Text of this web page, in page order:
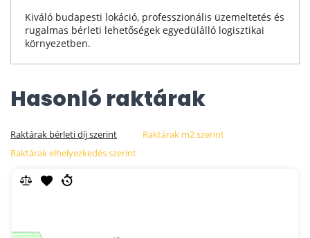
Kiváló budapesti lokáció, professzionális üzemeltetés és
rugalmas bérleti lehetőségek egyedülálló logisztikai
környezetben.
Hasonló raktárak
Raktárak bérleti díj szerint
Raktárak m2 szerint
Raktárak elhelyezkedés szerint